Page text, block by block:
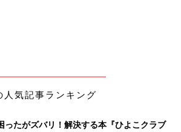
気記事ランキング
ったがズバリ！解決する本『ひよこクラブ